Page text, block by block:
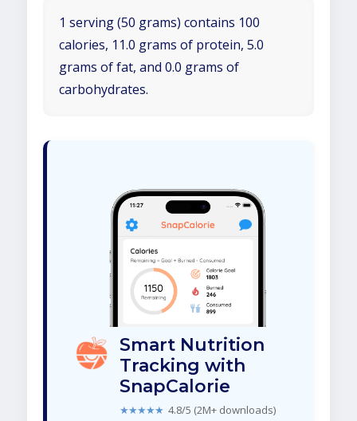
1 serving (50 grams) contains 100
calories, 11.0 grams of protein, 5.0
grams of fat, and 0.0 grams of
carbohydrates.
Smart Nutrition
Tracking with
SnapCalorie
★★★★★ 4.8/5 (2M+ downloads)